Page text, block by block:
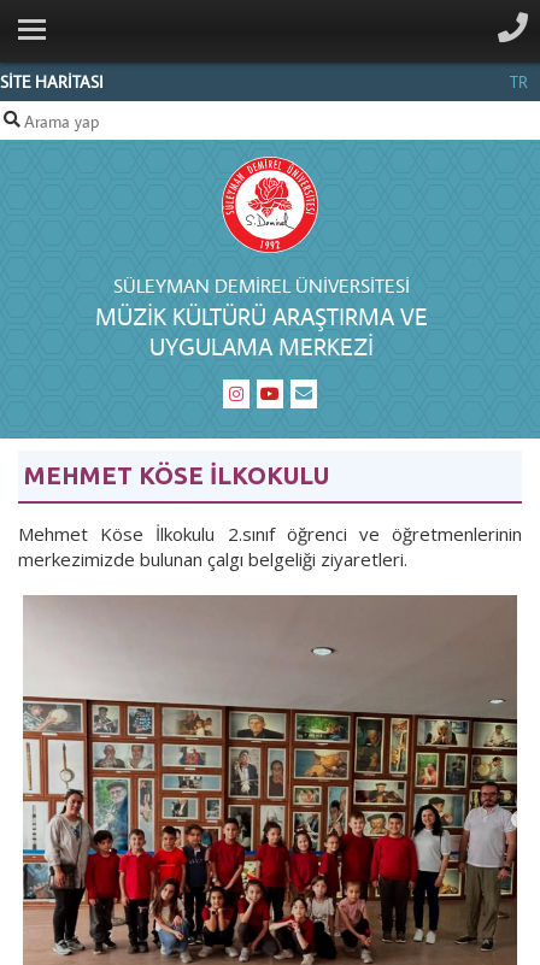
SİTE HARİTASI TR
SÜLEYMAN DEMIREL ÜNIVERSITESI
MÜZIK KÜLTÜRÜ ARAŞTIRMA VE
UYGULAMA MERKEZI
ANA SAYFA
MERKEZ
HAKKINDA
BELGELIK
MEHMET KÖSE İLKOKULU
Mehmet Köse İlkokulu 2.sınıf öğrenci ve öğretmenlerinin
merkezimizde bulunan çalgı belgeliği ziyaretleri.